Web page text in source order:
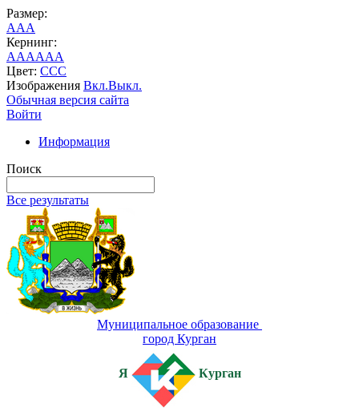
Размер:
AAA
Кернинг:
AAAAAA
Цвет: CCC
Изображения Вкл.Выкл.
Обычная версия сайта
Войти
Информация
Поиск
Все результаты
Муниципальное образование
город Курган
Я Курган